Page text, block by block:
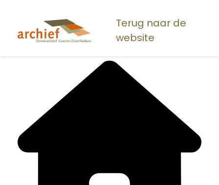
naar
Terug naar de
website